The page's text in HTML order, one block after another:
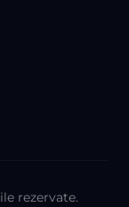
rezervate.